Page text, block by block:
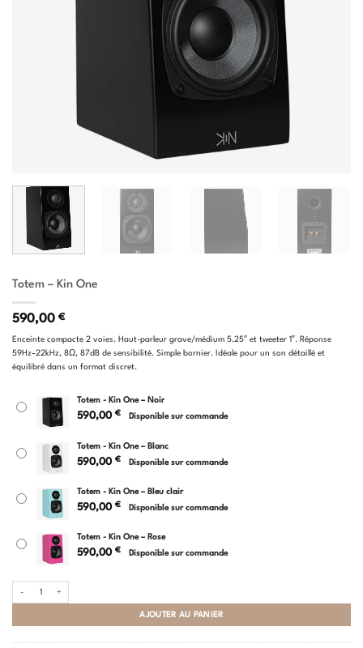
Totem – Kin One
590,00 €
Enceinte compacte 2 voies. Haut-parleur grave/médium 5.25″ et tweeter 1″. Réponse
59Hz–22kHz, 8Ω, 87d B de sensibilité. Simple bornier. Idéale pour un son détaillé et
équilibré dans un format discret.
Totem - Kin One – Noir
590,00 € Disponible sur commande
Totem - Kin One – Blanc
590,00 € Disponible sur commande
Totem - Kin One – Bleu clair
590,00 € Disponible sur commande
Totem - Kin One – Rose
590,00 € Disponible sur commande
AJOUTER AU PANIER